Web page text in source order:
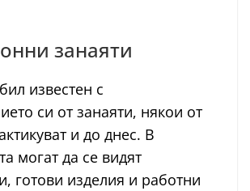
занаяти
известен с
си от занаяти, някои от
и до днес. В
могат да се видят
готови изделия и работни